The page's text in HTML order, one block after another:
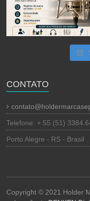
CONTATO
Telefone: + 55 (51)
Porto Alegre - RS - Brasil
Copyright © 2021 Holder